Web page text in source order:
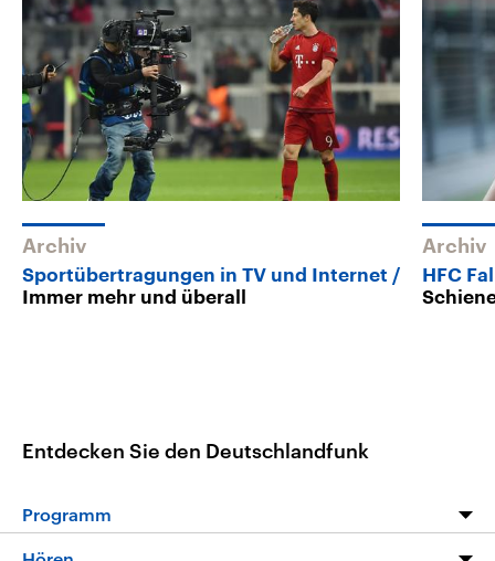
Archiv
Sportübertragungen in TV und Internet
Immer mehr und überall
Archiv
HFC
Entdecken Sie den Deutschlandfunk
Programm
Programm